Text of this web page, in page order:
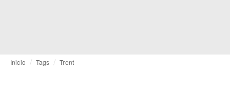
Inicio Tags Trent